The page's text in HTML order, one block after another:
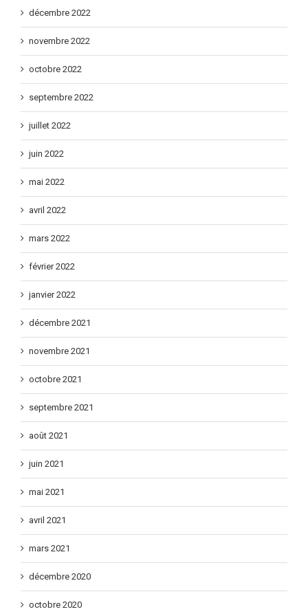
décembre 2022
novembre 2022
octobre 2022
septembre 2022
juillet 2022
juin 2022
mai 2022
avril 2022
mars 2022
février 2022
janvier 2022
décembre 2021
novembre 2021
octobre 2021
septembre 2021
août 2021
juin 2021
mai 2021
avril 2021
mars 2021
décembre 2020
octobre 2020